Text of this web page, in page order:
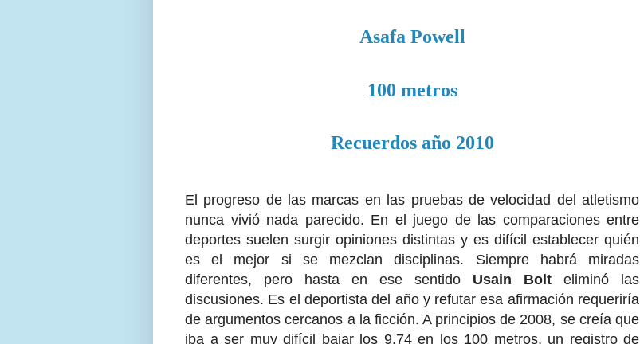
Asafa Powell
100 metros
Recuerdos año 2010
El progreso de las marcas en las pruebas de velocidad del atletismo
nunca vivió nada parecido. En el juego de las comparaciones entre
deportes suelen surgir opiniones distintas y es difícil establecer quién
es el mejor si se mezclan disciplinas. Siempre habrá miradas
diferentes, pero hasta en ese sentido Usain Bolt eliminó las
discusiones. Es el deportista del año y refutar esa afirmación requeriría
de argumentos cercanos a la ficción. A principios de 2008, se creía que
iba a ser muy difícil bajar los 9.74 en los 100 metros, un registro de